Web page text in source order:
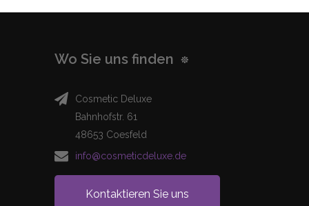
Wo Sie uns finden
Cosmetic Deluxe
Bahnhofstr. 61
48653 Coesfeld
info@cosmeticdeluxe.de
Kontaktieren Sie uns